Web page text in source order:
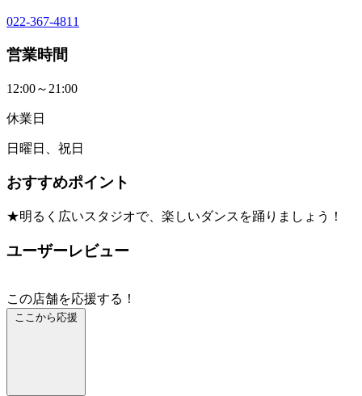
022-367-4811
営業時間
12:00～21:00
休業日
日曜日、祝日
おすすめポイント
★明るく広いスタジオで、楽しいダンスを踊りましょう！
ユーザーレビュー
この店舗を応援する！
ここから応援